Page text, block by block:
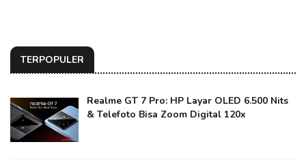
TERPOPULER
Realme GT 7 Pro: HP Layar OLED 6.500 Nits
& Telefoto Bisa Zoom Digital 120x